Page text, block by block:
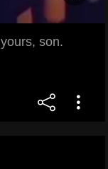
son.